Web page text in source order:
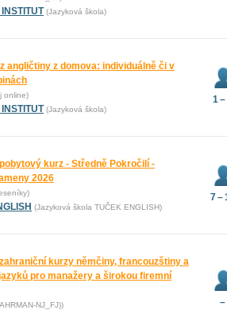
(Jazyková škola)
angličtiny z domova: individuálně či v
online)
(Jazyková škola)
1
kurz - Středně Pokročilí -
2026
(Jazyková škola TUČEK ENGLISH)
7 –
kurzy němčiny, francouzštiny a
pro manažery a širokou firemní
NJ_FJ)) –